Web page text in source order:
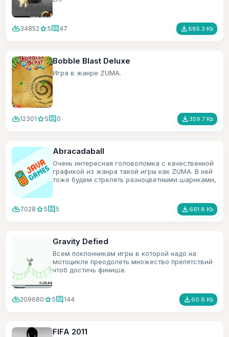
cloud_download34852 star5comment47 file_download 885.3 Kb
Bobble Blast Deluxe
Игра в жанре ZUMA.
cloud_download12301 star5comment0 file_download 359.7 Kb
Abracadaball
Очень интересная головоломка с качественной
графикой из жанра такой игры как ZUMA. В ней
тоже будем стрелять разноцветными шариками,
cloud_download7028 star5comment5 file_download 661.8 Kb
Gravity Defied
Всем поклонникам игры в которой надо на
мотоцикле преодолеть множество препятствий
чтоб достичь финиша.
cloud_download209680 star5comment144 file_download 60.6 Kb
FIFA 2011